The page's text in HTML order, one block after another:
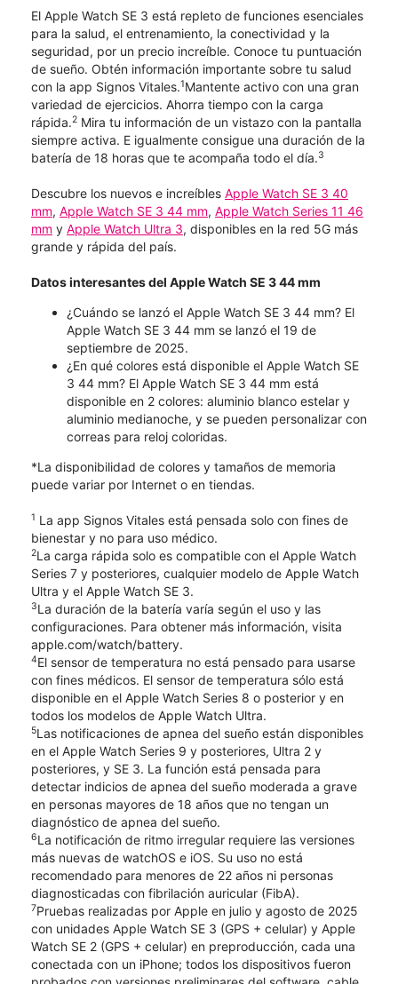
El Apple Watch SE 3 está repleto de funciones esenciales
para la salud, el entrenamiento, la conectividad y la
seguridad, por un precio increíble. Conoce tu puntuación
de sueño. Obtén información importante sobre tu salud
con la app Signos Vitales.1Mantente activo con una gran
variedad de ejercicios. Ahorra tiempo con la carga
rápida.2 Mira tu información de un vistazo con la pantalla
siempre activa. E igualmente consigue una duración de la
batería de 18 horas que te acompaña todo el día.3
Descubre los nuevos e increíbles Apple Watch SE 3 40
mm, Apple Watch SE 3 44 mm, Apple Watch Series 11 46
mm y Apple Watch Ultra 3, disponibles en la red 5G más
grande y rápida del país.
Datos interesantes del Apple Watch SE 3 44 mm
¿Cuándo se lanzó el Apple Watch SE 3 44 mm? El
Apple Watch SE 3 44 mm se lanzó el 19 de
septiembre de 2025.
¿En qué colores está disponible el Apple Watch SE
3 44 mm? El Apple Watch SE 3 44 mm está
disponible en 2 colores: aluminio blanco estelar y
aluminio medianoche, y se pueden personalizar con
correas para reloj coloridas.
*La disponibilidad de colores y tamaños de memoria
puede variar por Internet o en tiendas.
1 La app Signos Vitales está pensada solo con fines de
bienestar y no para uso médico.
2La carga rápida solo es compatible con el Apple Watch
Series 7 y posteriores, cualquier modelo de Apple Watch
Ultra y el Apple Watch SE 3.
3La duración de la batería varía según el uso y las
configuraciones. Para obtener más información, visita
apple.com/watch/battery.
4El sensor de temperatura no está pensado para usarse
con fines médicos. El sensor de temperatura sólo está
disponible en el Apple Watch Series 8 o posterior y en
todos los modelos de Apple Watch Ultra.
5Las notificaciones de apnea del sueño están disponibles
en el Apple Watch Series 9 y posteriores, Ultra 2 y
posteriores, y SE 3. La función está pensada para
detectar indicios de apnea del sueño moderada a grave
en personas mayores de 18 años que no tengan un
diagnóstico de apnea del sueño.
6La notificación de ritmo irregular requiere las versiones
más nuevas de watchOS e iOS. Su uso no está
recomendado para menores de 22 años ni personas
diagnosticadas con fibrilación auricular (FibA).
7Pruebas realizadas por Apple en julio y agosto de 2025
con unidades Apple Watch SE 3 (GPS + celular) y Apple
Watch SE 2 (GPS + celular) en preproducción, cada una
conectada con un iPhone; todos los dispositivos fueron